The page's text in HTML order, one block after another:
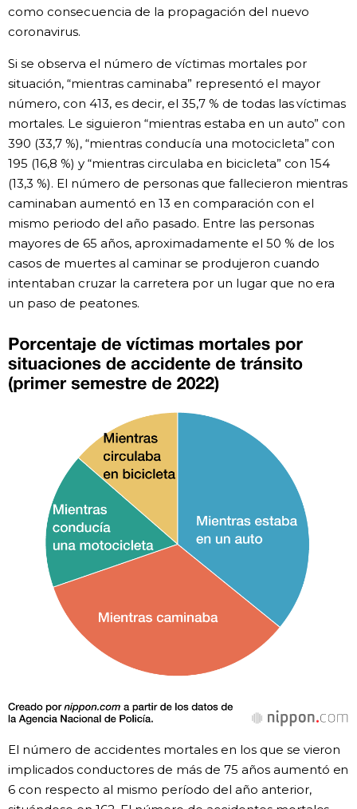
como consecuencia de la propagación del nuevo
coronavirus.
Si se observa el número de víctimas mortales por
situación, “mientras caminaba” representó el mayor
número, con 413, es decir, el 35,7 % de todas las víctimas
mortales. Le siguieron “mientras estaba en un auto” con
390 (33,7 %), “mientras conducía una motocicleta” con
195 (16,8 %) y “mientras circulaba en bicicleta” con 154
(13,3 %). El número de personas que fallecieron mientras
caminaban aumentó en 13 en comparación con el
mismo periodo del año pasado. Entre las personas
mayores de 65 años, aproximadamente el 50 % de los
casos de muertes al caminar se produjeron cuando
intentaban cruzar la carretera por un lugar que no era
un paso de peatones.
El número de accidentes mortales en los que se vieron
implicados conductores de más de 75 años aumentó en
6 con respecto al mismo período del año anterior,